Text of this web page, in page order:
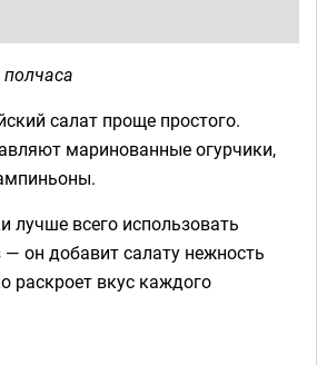
салат проще простого.
маринованные огурчики,
лучше всего использовать
он добавит салату нежность
раскроет вкус каждого